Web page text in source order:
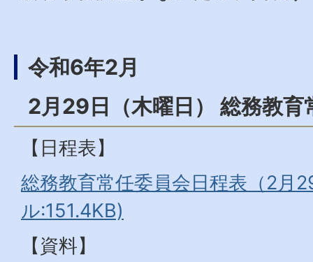
令和6年2月
2月29日（木曜日） 総務教育
【日程表】
総務教育常任委員会日程表（2月
ル:151.4KB)
【資料】